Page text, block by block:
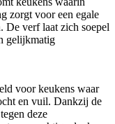
zorgt voor een egale
De verf laat zich soepel
gelijkmatig
voor keukens waar
en vuil. Dankzij de
deze